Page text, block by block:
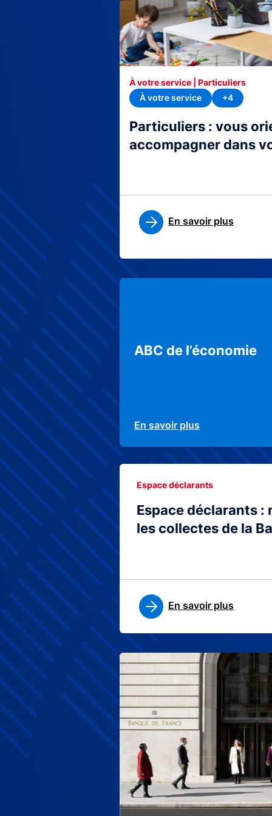
Particuliers : vous
accompagner dans
À votre service | Particuliers
À votre service
+4
En savoir plus
ABC de l’économie
En savoir plus
Espace déclarants
les collectes de la
Espace déclarants
En savoir plus